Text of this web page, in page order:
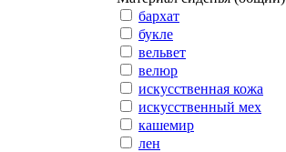
бархат
букле
вельвет
велюр
искусственная кожа
искусственный мех
кашемир
лен